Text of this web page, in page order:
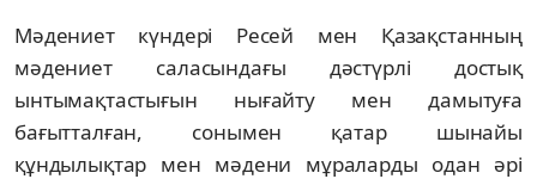
Мәдениет күндері Ресей мен Қазақстанның
мәдениет саласындағы дәстүрлі достық
ынтымақтастығын нығайту мен дамытуға
бағытталған, сонымен қатар шынайы
құндылықтар мен мәдени мұраларды одан әрі